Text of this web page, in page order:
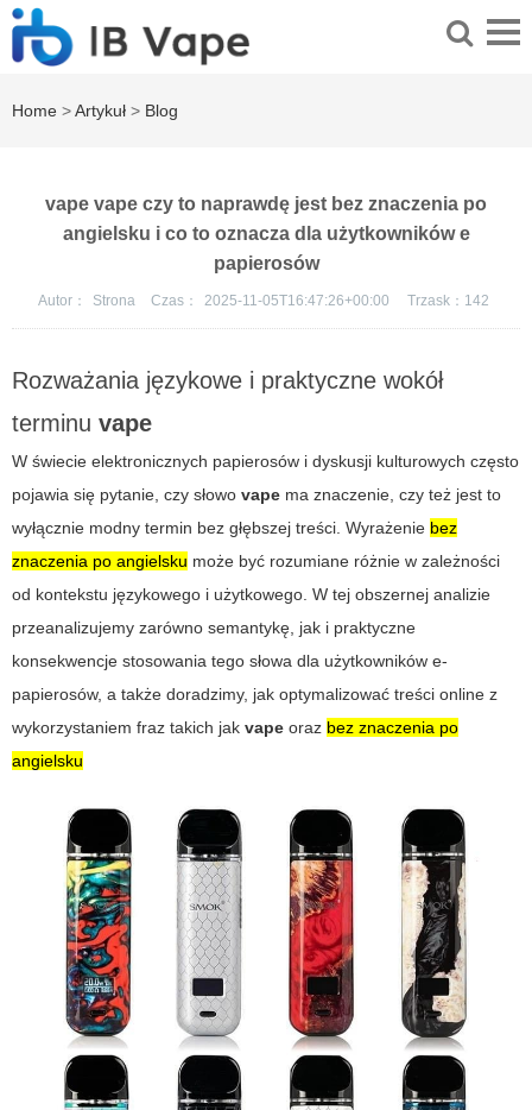
Home >Artykuł > Blog
vape vape czy to naprawdę jest bez znaczenia po
angielsku i co to oznacza dla użytkowników e
papierosów
Autor： Strona Czas： 2025-11-05T16:47:26+00:00 Trzask： 142
Rozważania językowe i praktyczne wokół
terminu vape
W świecie elektronicznych papierosów i dyskusji kulturowych często
pojawia się pytanie, czy słowo vape ma znaczenie, czy też jest to
wyłącznie modny termin bez głębszej treści. Wyrażenie bez
znaczenia po angielsku może być rozumiane różnie w zależności
od kontekstu językowego i użytkowego. W tej obszernej analizie
przeanalizujemy zarówno semantykę, jak i praktyczne
konsekwencje stosowania tego słowa dla użytkowników e-
papierosów, a także doradzimy, jak optymalizować treści online z
wykorzystaniem fraz takich jak vape oraz bez znaczenia po
angielsku